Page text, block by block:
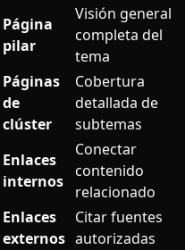
Página
pilar
Visión general
completa del
tema
Páginas
de
clúster
Cobertura
detallada de
subtemas
Enlaces
internos
Conectar
contenido
relacionado
Enlaces
externos
Citar fuentes
autorizadas